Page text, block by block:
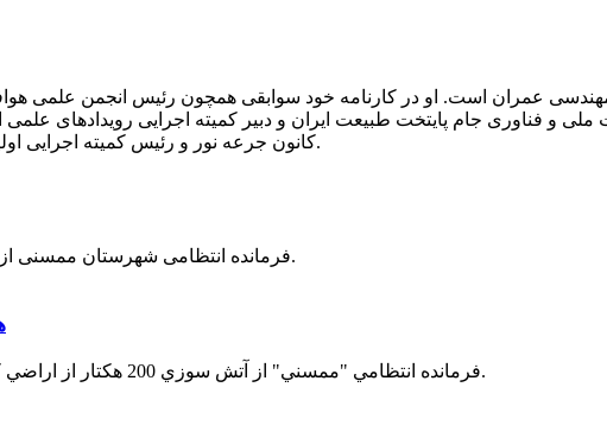
عمران است. او در کارنامه خود سوابقی همچون رئیس انجمن علمی
و فناوری جام پایتخت طبیعت ایران و دبیر کمیته اجرایی رویدادهای علمی
کانون جرعه نور و رئیس کمیته اجرایی اولین دوره مسابقات ملی و فناوری جام پایتخت طبیعت ایران را دارد.
فرمانده انتظامی شهرستان ممسنی از کشف بیش از 37 کیلوگرم تریاک در یک خودروی ام وی ام خبر داد.
فرمانده انتظامي "ممسني" از آتش سوزي 200 هكتار از اراضي كشاورزي واقع در اطراف روستاي "فهلیان" آن شهرستان خبر داد.